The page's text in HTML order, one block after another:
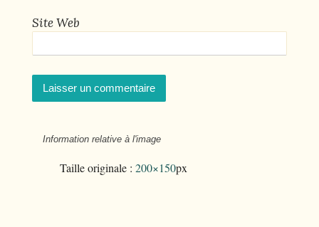
Site Web
Information relative à l'image
Taille originale : 200×150px